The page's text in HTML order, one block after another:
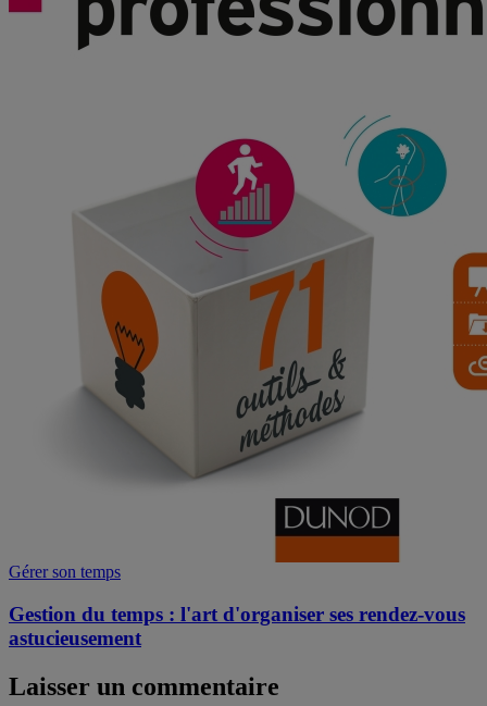
Gérer son temps
Gestion du temps : l'art d'organiser ses rendez-vous
astucieusement
Laisser un commentaire